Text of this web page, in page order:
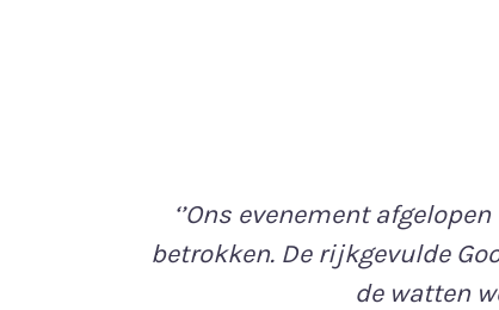
‘’Ons evenement
betrokken. De rijkgevulde
de watten